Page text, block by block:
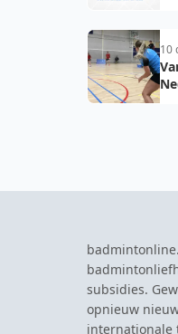
10
subsidies.
opnieuw
internationale